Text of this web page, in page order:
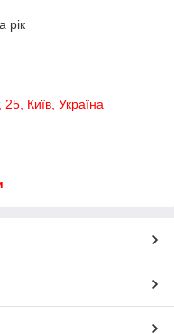
рік
Київ, Україна